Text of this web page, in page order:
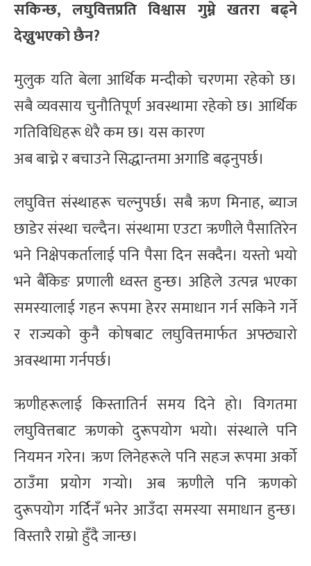
सकिन्छ, लघुवित्तप्रति विश्वास गुम्ने खतरा बढ्ने
देख्नुभएको छैन?
मुलुक यति बेला आर्थिक मन्दीको चरणमा रहेको छ।
सबै व्यवसाय चुनौतिपूर्ण अवस्थामा रहेको छ। आर्थिक
गतिविधिहरू धेरै कम छ। यस कारण
अब बाच्ने र बचाउने सिद्धान्तमा अगाडि बढ्नुपर्छ।
लघुवित्त संस्थाहरू चल्नुपर्छ। सबै ऋण मिनाह, ब्याज
छाडेर संस्था चल्दैन। संस्थामा एउटा ऋणीले पैसातिरेन
भने निक्षेपकर्तालाई पनि पैसा दिन सक्दैन। यस्तो भयो
भने बैंकिङ प्रणाली ध्वस्त हुन्छ। अहिले उत्पन्न भएका
समस्यालाई गहन रूपमा हेरर समाधान गर्न सकिने गर्ने
र राज्यको कुनै कोषबाट लघुवित्तमार्फत अफ्ठ्यारो
अवस्थामा गर्नपर्छ।
ऋणीहरूलाई किस्तातिर्न समय दिने हो। विगतमा
लघुवित्तबाट ऋणको दुरूपयोग भयो। संस्थाले पनि
नियमन गरेन। ऋण लिनेहरूले पनि सहज रूपमा अर्को
ठाउँमा प्रयोग गर्‍यो। अब ऋणीले पनि ऋणको
दुरूपयोग गर्दिनँ भनेर आउँदा समस्या समाधान हुन्छ।
विस्तारै राम्रो हुँदै जान्छ।